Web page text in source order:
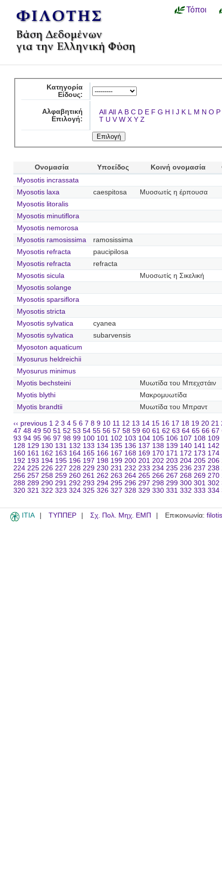
Τόποι
Κατηγορία
Είδους:
Αλφαβητική
Επιλογή:
All All A B C D E F G H I J K L M N O P
T U V W X Y Z
Ονομασία Υποείδος Κοινή ονομασία
Myosotis incrassata
Myosotis laxa
caespitosa
Μυοσωτίς η έρπουσα
Myosotis litoralis
Myosotis minutiflora
Myosotis nemorosa
Myosotis ramosissima
ramosissima
Myosotis refracta
paucipilosa
Myosotis refracta
refracta
Myosotis sicula
Μυοσωτίς η Σικελική
Myosotis solange
Myosotis sparsiflora
Myosotis stricta
Myosotis sylvatica
cyanea
Myosotis sylvatica
subarvensis
Myosoton aquaticum
Myosurus heldreichii
Myosurus minimus
Myotis bechsteini
Μυωτίδα του Μπεχστάιν
Myotis blythi
Μακρομυωτίδα
Myotis brandtii
Μυωτίδα του Μπραντ
‹‹ previous 1 2 3 4 5 6 7 8 9 10 11 12 13 14 15 16 17 18 19 20 21
47 48 49 50 51 52 53 54 55 56 57 58 59 60 61 62 63 64 65 66 67
93 94 95 96 97 98 99 100 101 102 103 104 105 106 107 108 109
128 129 130 131 132 133 134 135 136 137 138 139 140 141 142
160 161 162 163 164 165 166 167 168 169 170 171 172 173 174
192 193 194 195 196 197 198 199 200 201 202 203 204 205 206
224 225 226 227 228 229 230 231 232 233 234 235 236 237 238
256 257 258 259 260 261 262 263 264 265 266 267 268 269 270
288 289 290 291 292 293 294 295 296 297 298 299 300 301 302
320 321 322 323 324 325 326 327 328 329 330 331 332 333 334
ITIA ΤΥΠΠΕΡ Σχ. Πολ. Μηχ. ΕΜΠ Επικοινωνία: